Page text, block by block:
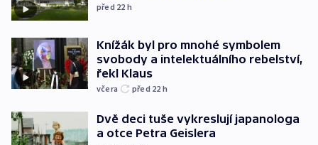
před 22 h
Knížák byl pro mnohé symbolem
svobody a intelektuálního rebelství,
řekl Klaus
včera před 22 h
Dvě deci tuše vykreslují japanologa
a otce Petra Geislera